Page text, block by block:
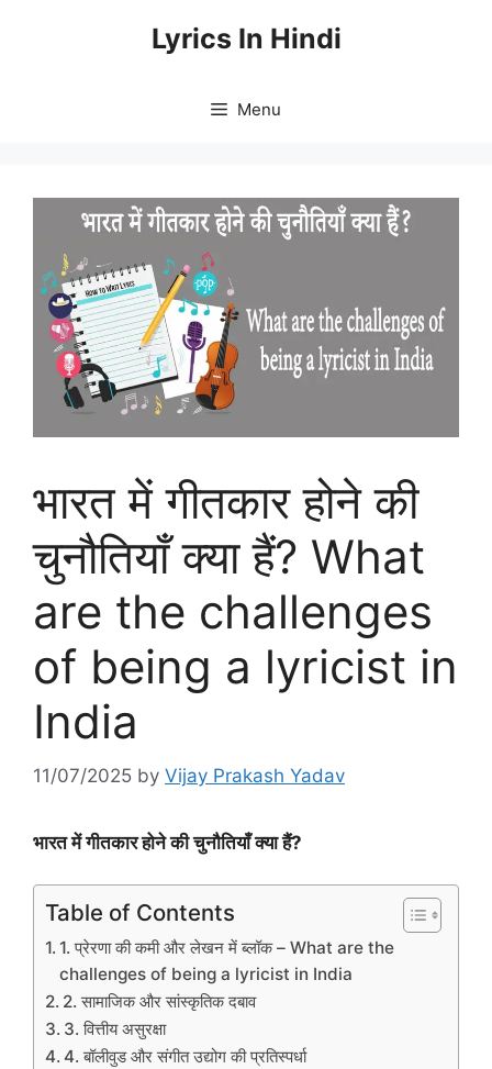
Lyrics In Hindi
Menu
भारत में गीतकार होने की
चुनौतियाँ क्या हैं? What
are the challenges
of being a lyricist in
India
11/07/2025 by Vijay Prakash Yadav
भारत में गीतकार होने की चुनौतियाँ क्या हैं?
Table of Contents
1. प्रेरणा की कमी और लेखन में ब्लॉक – What are the
challenges of being a lyricist in India
2. सामाजिक और सांस्कृतिक दबाव
3. वित्तीय असुरक्षा
4. बॉलीवुड और संगीत उद्योग की प्रतिस्पर्धा